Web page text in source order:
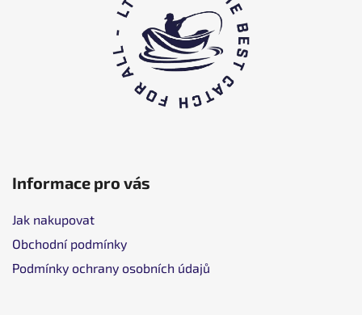
Informace pro vás
Jak nakupovat
Obchodní podmínky
Podmínky ochrany osobních údajů